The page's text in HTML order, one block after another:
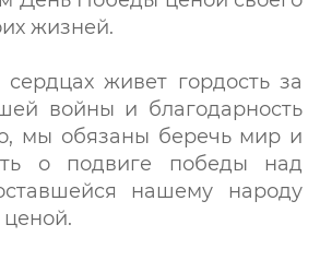
жизней.
живет гордость за
войны и благодарность
мы обязаны беречь мир и
о подвиге победы над
нашему народу